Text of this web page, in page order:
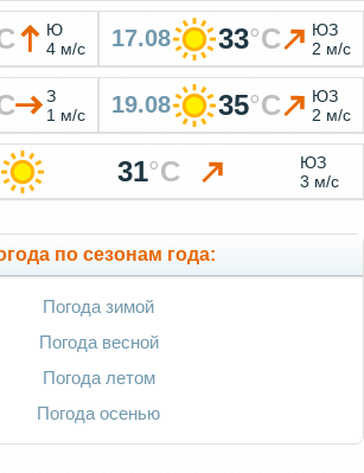
Ю
4 м/с
17.08 33°C
ЮЗ
2 м/с
З
1 м/с
19.08 35°C
ЮЗ
2 м/с
31°C
ЮЗ
3 м/с
по сезонам года:
Погода зимой
Погода весной
Погода летом
Погода осенью